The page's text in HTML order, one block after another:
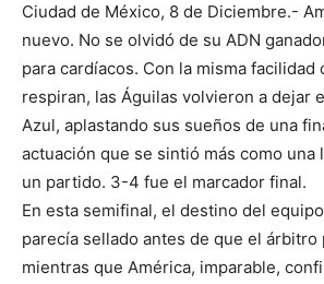
Ciudad de México, 8 de Diciembre.-
nuevo. No se olvidó de su ADN
para cardíacos. Con la misma facilidad
respiran, las Águilas volvieron a dejar
Azul, aplastando sus sueños de una
actuación que se sintió más como una
un partido. 3-4 fue el marcador final.
En esta semifinal, el destino del
parecía sellado antes de que el árbitro
mientras que América, imparable,